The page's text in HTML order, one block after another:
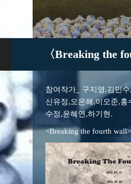
〈Breaking the
참여작가_ 구지영,김민
신유정,오은해,이오준,홍
수정,윤혜연,하기현.
<Breaking the fourth wall>